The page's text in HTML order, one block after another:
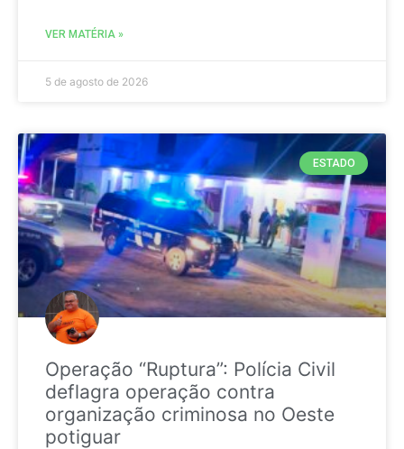
VER MATÉRIA »
5 de agosto de 2026
ESTADO
Operação “Ruptura”: Polícia Civil
deflagra operação contra
organização criminosa no Oeste
potiguar